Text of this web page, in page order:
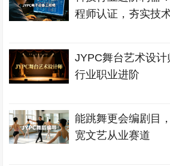
程师认证，夯实技
JYPC舞台艺术设
行业职业进阶
能跳舞更会编剧目
宽文艺从业赛道